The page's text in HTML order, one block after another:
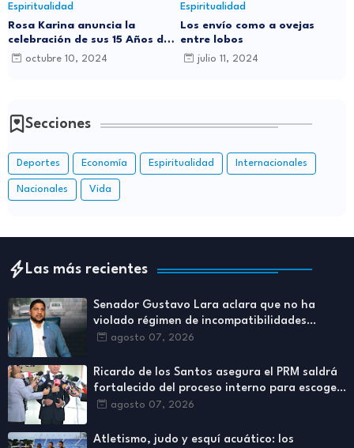
Espiritualidad
Rosa Karina anuncia la
celebración de sus 15 Años de
Carrera Musical con Gran
octubre 10, 2024
Espiritualidad
Los envío como a ovejas
entre lobos
julio 11, 2024
Secciones
Deportes Economía Espiritualidad Internacionales
Nacionales Vida
Las más recientes
Senador Gustavo Lara aclara que no ha
violado régimen de incompatibilidades
establecidos en Ley de Contrataciones
agosto 07, 2026
Ricardo de los Santos asegura el PRM saldrá
fortalecido del proceso interno para escoger
nuevas autoridades
agosto 07, 2026
Atletismo, judo y esquí acuático: los